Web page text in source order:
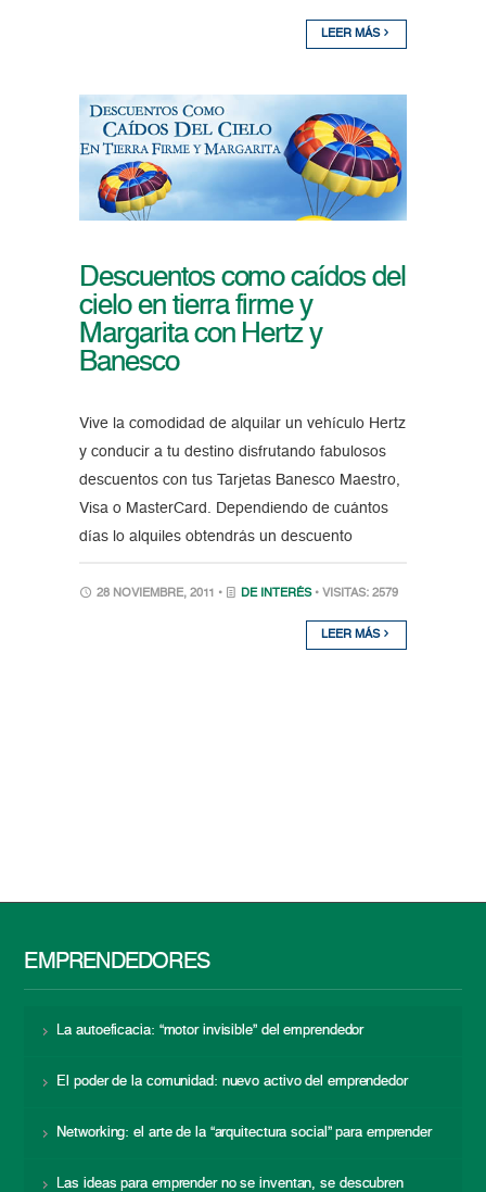
LEER MÁS
Descuentos como caídos del
cielo en tierra firme y
Margarita con Hertz y
Banesco
Vive la comodidad de alquilar un vehículo Hertz
y conducir a tu destino disfrutando fabulosos
descuentos con tus Tarjetas Banesco Maestro,
Visa o MasterCard. Dependiendo de cuántos
días lo alquiles obtendrás un descuento
28 NOVIEMBRE, 2011 • DE INTERÉS • VISITAS: 2579
LEER MÁS
EMPRENDEDORES
La autoeficacia: “motor invisible” del emprendedor
El poder de la comunidad: nuevo activo del emprendedor
Networking: el arte de la “arquitectura social” para emprender
Las ideas para emprender no se inventan, se descubren